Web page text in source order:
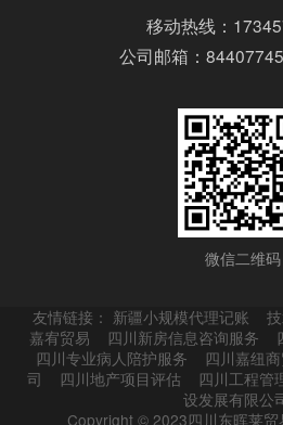
移动热线：
公司邮箱：
微信二维码
友情链接： 新疆小规模代理记账
嘉宥贸易
四川新房信息咨询服务
四川专业病人陪护服务
四川嘉纽
司
四川地产项目评估 四川工程管
设发展有限公
Copyright © 2023四川东晖莱